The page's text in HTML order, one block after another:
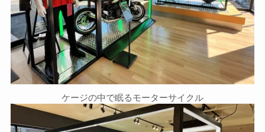
ケージの中で眠るモーターサイクル